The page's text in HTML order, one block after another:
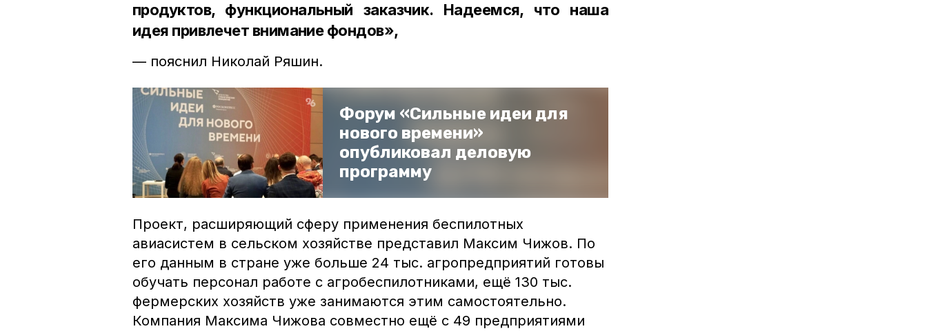
продуктов, функциональный заказчик. Надеемся, что наша
идея привлечет внимание фондов»,
— пояснил Николай Ряшин.
Форум «Сильные идеи для
нового времени»
опубликовал деловую
программу
Проект, расширяющий сферу применения беспилотных
авиасистем в сельском хозяйстве представил Максим Чижов. По
его данным в стране уже больше 24 тыс. агропредприятий готовы
обучать персонал работе с агробеспилотниками, ещё 130 тыс.
фермерских хозяйств уже занимаются этим самостоятельно.
Компания Максима Чижова совместно ещё с 49 предприятиями